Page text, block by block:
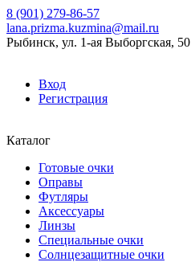
8 (901) 279-86-57
lana.prizma.kuzmina@mail.ru
Рыбинск, ул. 1-ая Выборгская, 50
Вход
Регистрация
Каталог
Готовые очки
Оправы
Футляры
Аксессуары
Линзы
Специальные очки
Солнцезащитные очки